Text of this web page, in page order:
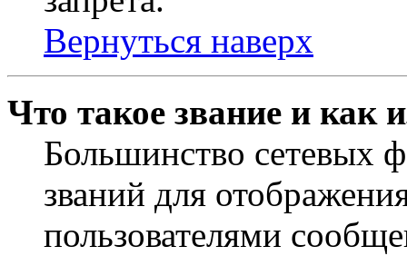
Вернуться наверх
Что такое звание и как
Большинство сетевых
званий для
пользователями